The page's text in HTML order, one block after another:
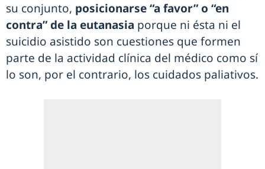
su conjunto, posicionarse “a favor” o “en
contra” de la eutanasia porque ni ésta ni el
suicidio asistido son cuestiones que formen
parte de la actividad clínica del médico como sí
lo son, por el contrario, los cuidados paliativos.